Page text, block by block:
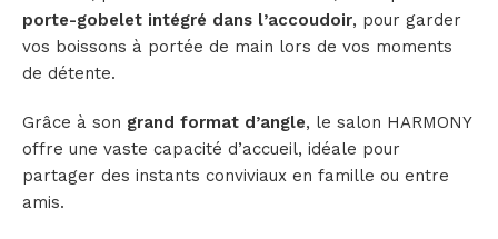
porte-gobelet intégré dans l’accoudoir, pour garder
vos boissons à portée de main lors de vos moments
de détente.
Grâce à son grand format d’angle, le salon HARMONY
offre une vaste capacité d’accueil, idéale pour
partager des instants conviviaux en famille ou entre
amis.